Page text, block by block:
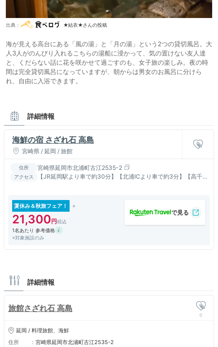
出典： ★結衣★さんの投稿
海が見える高台にある「風の湯」と「月の湯」という2つの貸切風呂。大
人3人がのんびり入れるこちらの湯船に浸かって、気の置けない友人達
と、くだらない話に花を咲かせて過ごすのも、女子旅の楽しみ。夜の時
間は完全貸切風呂になっていますが、朝からは男女のお風呂に分けら
れ、自由に入浴できます。
詳細情報
海鮮の宿 さざれ石 高島
宮崎県 / 延岡 / 旅館
住所 宮崎県延岡市北浦町古江2535-2
アクセス
【JR延岡駅より車で約30分】【北浦ICより車で約3分】【高千
夏休み＆秋旅フェア！
21,300
1名あたり 参考価格
※対象施設のみ
詳細情報
旅館さざれ石 高島
0
延岡 / 料理旅館、海鮮
住所
宮崎県延岡市北浦町古江2535-2